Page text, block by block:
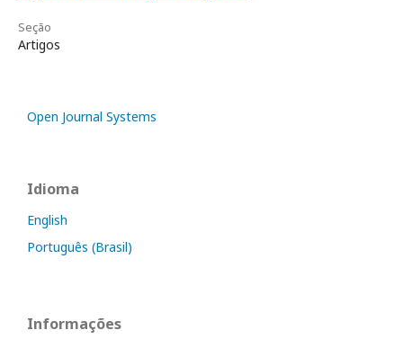
Seção
Artigos
Open Journal Systems
Idioma
English
Português (Brasil)
Informações